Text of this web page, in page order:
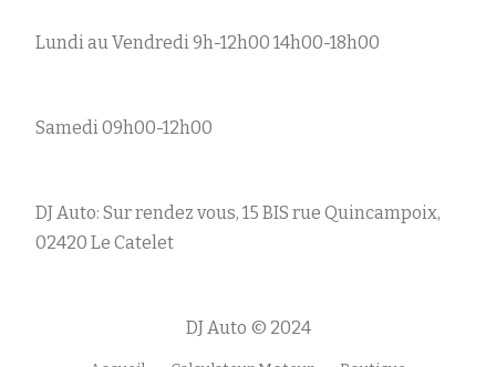
Lundi au Vendredi 9h-12h00 14h00-18h00
Samedi 09h00-12h00
DJ Auto: Sur rendez vous, 15 BIS rue Quincampoix,
02420 Le Catelet
DJ Auto © 2024